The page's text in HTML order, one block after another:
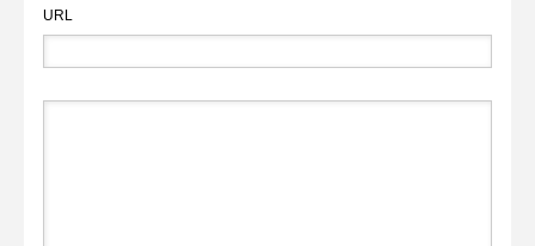
URL